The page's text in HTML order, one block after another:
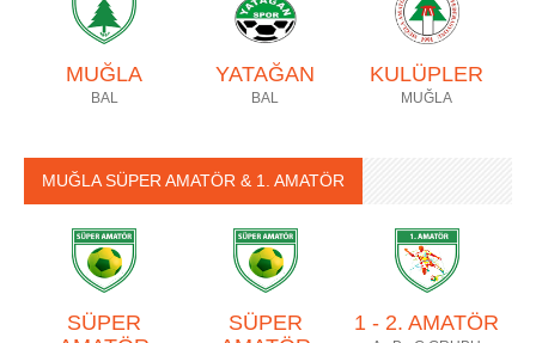
MUĞLA
BAL
YATAĞAN
BAL
KULÜPLER
MUĞLA
MUĞLA SÜPER AMATÖR & 1. AMATÖR
SÜPER
SÜPER
1 - 2. AMATÖR